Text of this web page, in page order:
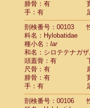
腓骨：有
手：有
剖検番号：00103
科名：Hylobatidae
種小名： lar
和名：シロテテナガ
頭蓋骨：有
尺骨：有
腓骨：有
手：有
剖検番号：00106